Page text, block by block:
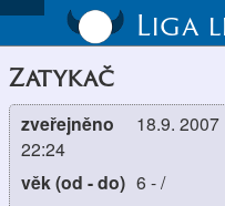
Liga
Zatykač
zveřejněno
18.9. 2007
22:24
věk (od - do) 6 -/